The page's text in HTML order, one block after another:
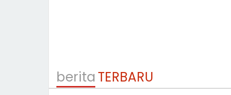
beritaTERBARU